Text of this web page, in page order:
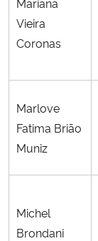
Vieira
Coronas
Marlove
Fatima Brião
Muniz
Michel
Brondani